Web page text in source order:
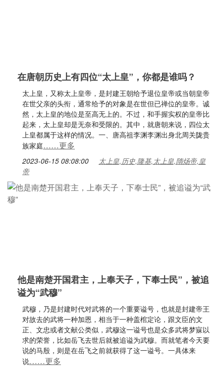
在唐朝历史上有四位“太上皇”，你都是谁吗？
太上皇，又称太上皇帝，是封建王朝给予退位皇帝或当朝皇帝
在世父亲的头衔，通常给予的对象是在世但已禅位的皇帝。诚
然，太上皇的地位是至高无上的。不过，和手握实权的皇帝比
起来，太上皇却是无奈和受限的。其中，就唐朝来说，四位太
上皇都属于这样的情况。一、唐高祖李渊李渊出身北周关陇贵
族家庭……更多
2023-06-15 08:08:00
太上皇,历史,隆基,太上皇,隋炀帝,皇
帝
他是南楚开国君主，上奉天子，下奉士民”，被追
谥为“武穆”
武穆，乃是封建时代对武将的一个重要谥号，也就是封建帝王
对故去的武将一种加恩，相当于一种盖棺定论，跟文臣的文
正、文忠或者文献公类似，武穆这一谥号也是众多武将梦寐以
求的荣誉，比如岳飞去世后就被追谥为武穆。而就笔者今天要
说的马殷，则是在岳飞之前就获得了这一谥号。一具体来
说……更多